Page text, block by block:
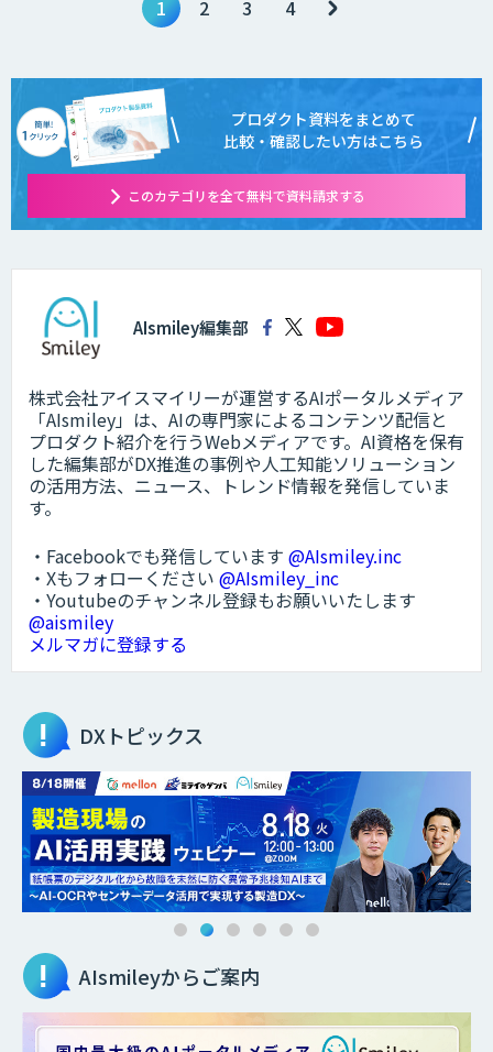
1 2 3 4
プロダクト資料をまとめて
比較・確認したい方はこちら
このカテゴリを全て無料で資料請求する
AIsmiley編集部
株式会社アイスマイリーが運営するAIポータルメディア
「AIsmiley」は、AIの専門家によるコンテンツ配信と
プロダクト紹介を行うWebメディアです。AI資格を保有
した編集部がDX推進の事例や人工知能ソリューション
の活用方法、ニュース、トレンド情報を発信していま
す。
・Facebookでも発信しています @AIsmiley.inc
・Xもフォローください @AIsmiley_inc
・Youtubeのチャンネル登録もお願いいたします
@aismiley
メルマガに登録する
DXトピックス
AIsmileyからご案内